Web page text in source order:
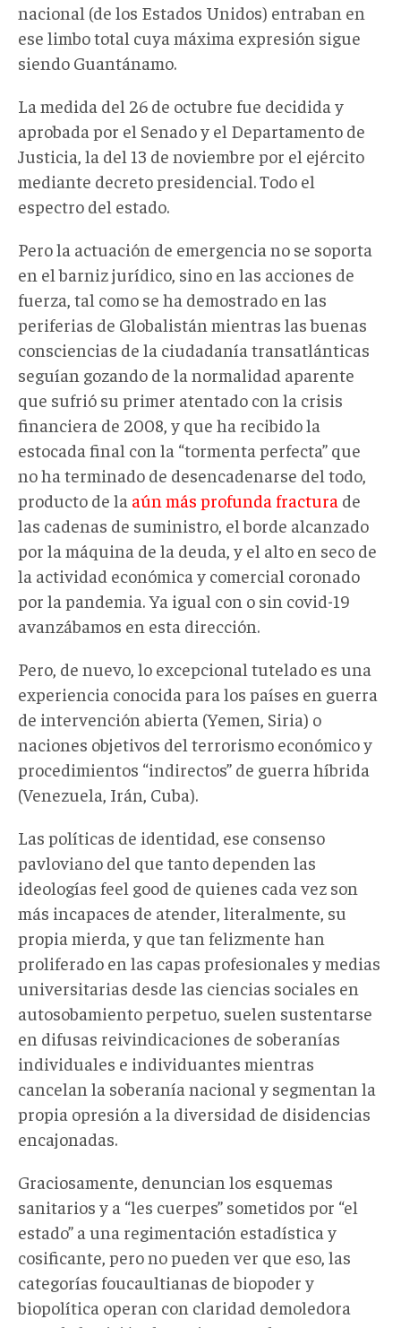
nacional (de los Estados Unidos) entraban en
ese limbo total cuya máxima expresión sigue
siendo Guantánamo.
La medida del 26 de octubre fue decidida y
aprobada por el Senado y el Departamento de
Justicia, la del 13 de noviembre por el ejército
mediante decreto presidencial. Todo el
espectro del estado.
Pero la actuación de emergencia no se soporta
en el barniz jurídico, sino en las acciones de
fuerza, tal como se ha demostrado en las
periferias de Globalistán mientras las buenas
consciencias de la ciudadanía transatlánticas
seguían gozando de la normalidad aparente
que sufrió su primer atentado con la crisis
financiera de 2008, y que ha recibido la
estocada final con la “tormenta perfecta” que
no ha terminado de desencadenarse del todo,
producto de la aún más profunda fractura de
las cadenas de suministro, el borde alcanzado
por la máquina de la deuda, y el alto en seco de
la actividad económica y comercial coronado
por la pandemia. Ya igual con o sin covid-19
avanzábamos en esta dirección.
Pero, de nuevo, lo excepcional tutelado es una
experiencia conocida para los países en guerra
de intervención abierta (Yemen, Siria) o
naciones objetivos del terrorismo económico y
procedimientos “indirectos” de guerra híbrida
(Venezuela, Irán, Cuba).
Las políticas de identidad, ese consenso
pavloviano del que tanto dependen las
ideologías feel good de quienes cada vez son
más incapaces de atender, literalmente, su
propia mierda, y que tan felizmente han
proliferado en las capas profesionales y medias
universitarias desde las ciencias sociales en
autosobamiento perpetuo, suelen sustentarse
en difusas reivindicaciones de soberanías
individuales e individuantes mientras
cancelan la soberanía nacional y segmentan la
propia opresión a la diversidad de disidencias
encajonadas.
Graciosamente, denuncian los esquemas
sanitarios y a “les cuerpes” sometidos por “el
estado” a una regimentación estadística y
cosificante, pero no pueden ver que eso, las
categorías foucaultianas de biopoder y
biopolítica operan con claridad demoledora